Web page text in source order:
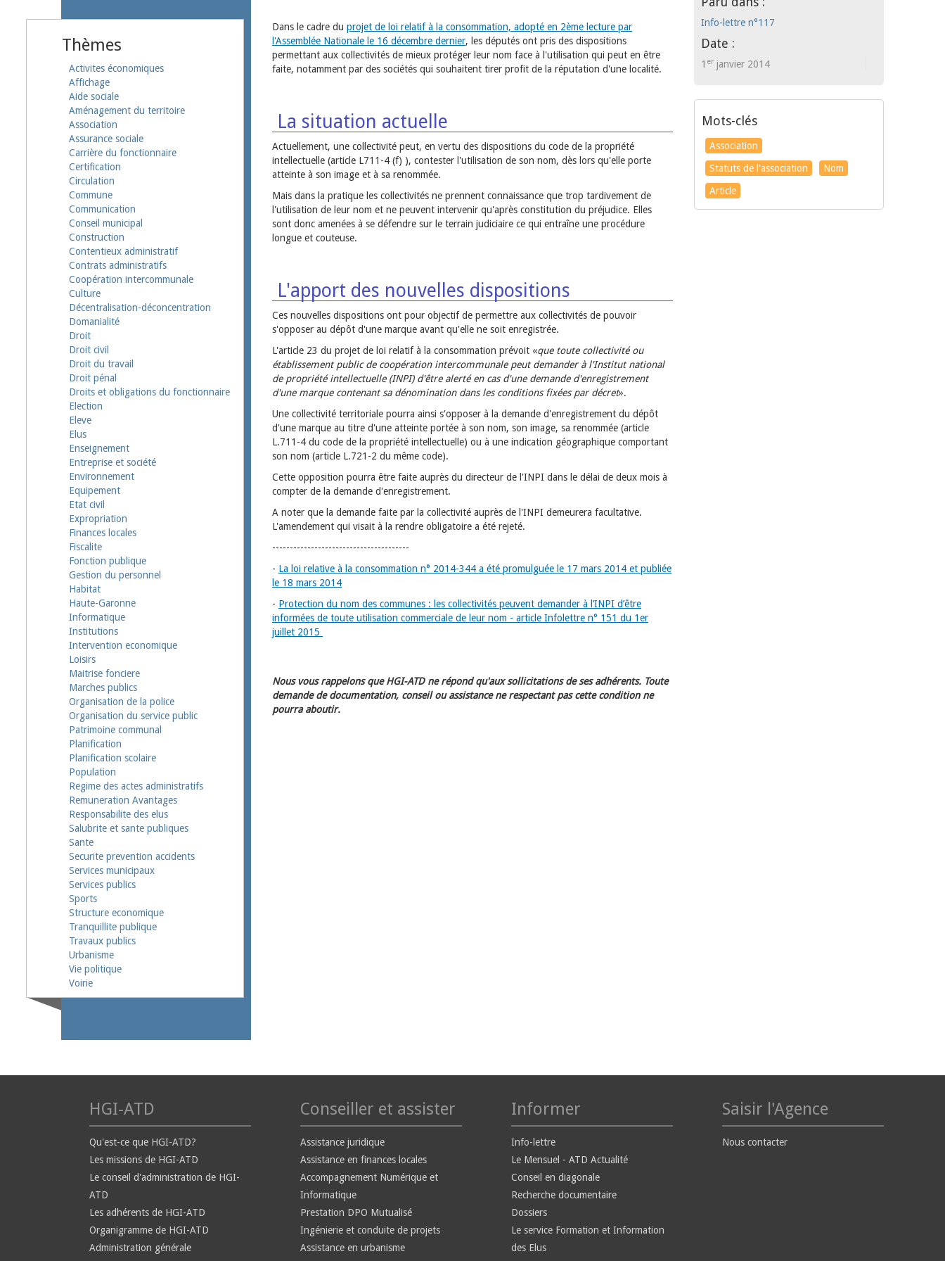
Thèmes
Activites économiques
Affichage
Aide sociale
Aménagement du territoire
Association
Assurance sociale
Carrière du fonctionnaire
Certification
Circulation
Commune
Communication
Conseil municipal
Construction
Contentieux administratif
Contrats administratifs
Coopération intercommunale
Culture
Décentralisation-déconcentration
Domanialité
Droit
Droit civil
Droit du travail
Droit pénal
Droits et obligations du fonctionnaire
Election
Eleve
Elus
Enseignement
Entreprise et société
Environnement
Equipement
Etat civil
Expropriation
Finances locales
Fiscalite
Fonction publique
Gestion du personnel
Habitat
Haute-Garonne
Informatique
Institutions
Intervention economique
Loisirs
Maitrise fonciere
Marches publics
Organisation de la police
Organisation du service public
Patrimoine communal
Planification
Planification scolaire
Population
Regime des actes administratifs
Remuneration Avantages
Responsabilite des elus
Salubrite et sante publiques
Sante
Securite prevention accidents
Services municipaux
Services publics
Sports
Structure economique
Tranquillite publique
Travaux publics
Urbanisme
Vie politique
Voirie
Dans le cadre du projet de loi relatif à la consommation, adopté en 2ème lecture par
l'Assemblée Nationale le 16 décembre dernier, les députés ont pris des dispositions
permettant aux collectivités de mieux protéger leur nom face à l'utilisation qui peut en être
faite, notamment par des sociétés qui souhaitent tirer profit de la réputation d'une localité.
La situation actuelle
Actuellement, une collectivité peut, en vertu des dispositions du code de la propriété
intellectuelle (article L711-4 (f) ), contester l'utilisation de son nom, dès lors qu'elle porte
atteinte à son image et à sa renommée.
Mais dans la pratique les collectivités ne prennent connaissance que trop tardivement de
l'utilisation de leur nom et ne peuvent intervenir qu'après constitution du préjudice. Elles
sont donc amenées à se défendre sur le terrain judiciaire ce qui entraîne une procédure
longue et couteuse.
L'apport des nouvelles dispositions
Ces nouvelles dispositions ont pour objectif de permettre aux collectivités de pouvoir
s'opposer au dépôt d'une marque avant qu'elle ne soit enregistrée.
L'article 23 du projet de loi relatif à la consommation prévoit «que toute collectivité ou
établissement public de coopération intercommunale peut demander à l'Institut national
de propriété intellectuelle (INPI) d'être alerté en cas d'une demande d'enregistrement
d'une marque contenant sa dénomination dans les conditions fixées par décret».
Une collectivité territoriale pourra ainsi s'opposer à la demande d'enregistrement du dépôt
d'une marque au titre d'une atteinte portée à son nom, son image, sa renommée (article
L.711-4 du code de la propriété intellectuelle) ou à une indication géographique comportant
son nom (article L.721-2 du même code).
Cette opposition pourra être faite auprès du directeur de l'INPI dans le délai de deux mois à
compter de la demande d'enregistrement.
A noter que la demande faite par la collectivité auprès de l'INPI demeurera facultative.
L'amendement qui visait à la rendre obligatoire a été rejeté.
---------------------------------------
- La loi relative à la consommation n° 2014-344 a été promulguée le 17 mars 2014 et publiée
le 18 mars 2014
- Protection du nom des communes : les collectivités peuvent demander à l’INPI d’être
informées de toute utilisation commerciale de leur nom - article Infolettre n° 151 du 1er
juillet 2015
Nous vous rappelons que HGI-ATD ne répond qu'aux sollicitations de ses adhérents. Toute
demande de documentation, conseil ou assistance ne respectant pas cette condition ne
pourra aboutir.
Info-lettre n°117
Date :
1 erjanvier 2014
Mots-clés
Association
Statuts de l'association
Nom
Article
HGI-ATD
Qu'est-ce que HGI-ATD?
Les missions de HGI-ATD
Le conseil d'administration de HGI-
ATD
Les adhérents de HGI-ATD
Organigramme de HGI-ATD
Administration générale
Conseiller et assister
Assistance juridique
Assistance en finances locales
Accompagnement Numérique et
Informatique
Prestation DPO Mutualisé
Ingénierie et conduite de projets
Assistance en urbanisme
Informer
Info-lettre
Le Mensuel - ATD Actualité
Conseil en diagonale
Recherche documentaire
Dossiers
Le service Formation et Information
des Elus
Saisir l'Agence
Nous contacter